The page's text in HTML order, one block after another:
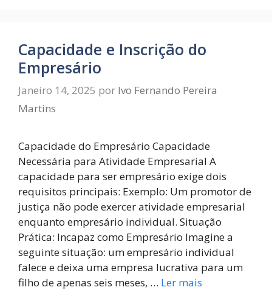
Capacidade e Inscrição do
Empresário
Janeiro 14, 2025 por Ivo Fernando Pereira
Martins
Capacidade do Empresário Capacidade
Necessária para Atividade Empresarial A
capacidade para ser empresário exige dois
requisitos principais: Exemplo: Um promotor de
justiça não pode exercer atividade empresarial
enquanto empresário individual. Situação
Prática: Incapaz como Empresário Imagine a
seguinte situação: um empresário individual
falece e deixa uma empresa lucrativa para um
filho de apenas seis meses, … Ler mais